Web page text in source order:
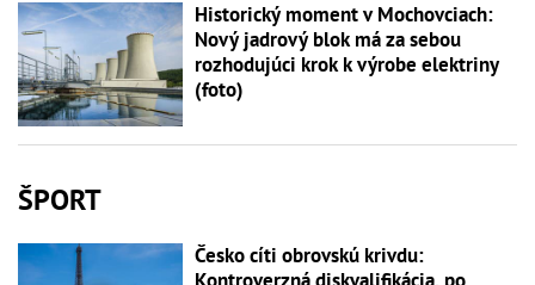
Historický moment v Mochovciach:
Nový jadrový blok má za sebou
rozhodujúci krok k výrobe elektriny
(foto)
ŠPORT
Česko cíti obrovskú krivdu: